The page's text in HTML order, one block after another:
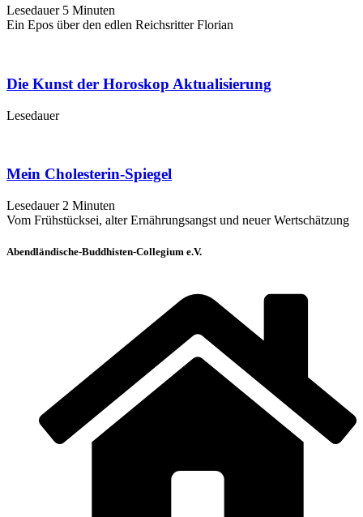
Lesedauer 5 Minuten
Ein Epos über den edlen Reichsritter Florian
Die Kunst der Horoskop Aktualisierung
Lesedauer
Mein Cholesterin-Spiegel
Lesedauer 2 Minuten
Vom Frühstücksei, alter Ernährungsangst und neuer Wertschätzung
Abendländische-Buddhisten-Collegium e.V.